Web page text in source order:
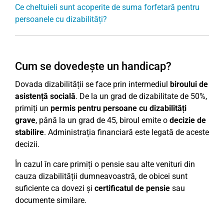
Ce cheltuieli sunt acoperite de suma forfetară pentru
persoanele cu dizabilități?
Cum se dovedește un handicap?
Dovada dizabilității se face prin intermediul biroului de
asistență socială. De la un grad de dizabilitate de 50%,
primiți un permis pentru persoane cu dizabilități
grave, până la un grad de 45, biroul emite o decizie de
stabilire. Administrația financiară este legată de aceste
decizii.
În cazul în care primiți o pensie sau alte venituri din
cauza dizabilității dumneavoastră, de obicei sunt
suficiente ca dovezi și certificatul de pensie sau
documente similare.